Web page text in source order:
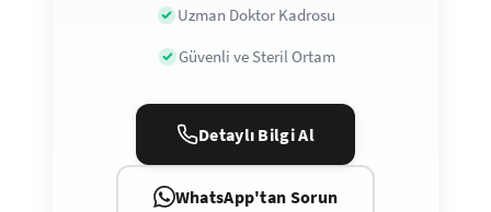
Uzman Doktor Kadrosu
Güvenli ve Steril Ortam
Detaylı Bilgi Al
WhatsApp'tan Sorun